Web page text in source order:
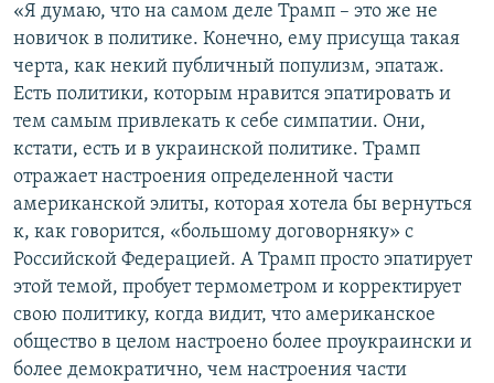
«Я думаю, что на самом деле Трамп – это же не
новичок в политике. Конечно, ему присуща такая
черта, как некий публичный популизм, эпатаж.
Есть политики, которым нравится эпатировать и
тем самым привлекать к себе симпатии. Они,
кстати, есть и в украинской политике. Трамп
отражает настроения определенной части
американской элиты, которая хотела бы вернуться
к, как говорится, «большому договорняку» с
Российской Федерацией. А Трамп просто эпатирует
этой темой, пробует термометром и корректирует
свою политику, когда видит, что американское
общество в целом настроено более проукраински и
более демократично, чем настроения части